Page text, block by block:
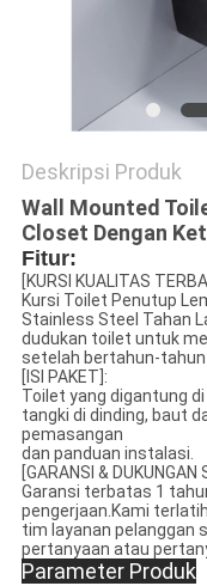
Deskripsi Produk
Wall Mounted
Closet Dengan
Fitur:
[KURSI KUALITAS
Kursi Toilet Penutup
Stainless Steel Tahan
dudukan toilet untuk
setelah bertahun-tahun
[ISI PAKET]:
Toilet yang digantung
tangki di dinding, baut
pemasangan
dan panduan instalasi.
[GARANSI & DUKUNGAN
Garansi terbatas 1
pengerjaan.Kami
tim layanan pelanggan
pertanyaan atau
Parameter Produk